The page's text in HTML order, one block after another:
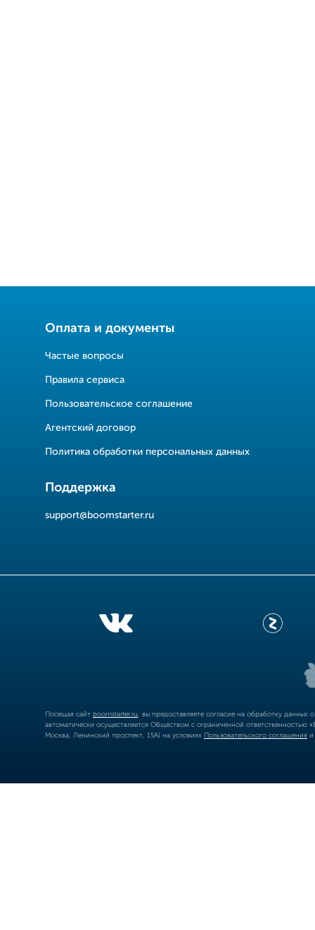
Оплата и документы
Частые вопросы
Правила сервиса
Пользовательское соглашение
Агентский договор
Политика обработки персональных данных
Поддержка
support@boomstarter.ru
Посещая сайт boomstarter.ru , вы предоставляете согласие на обработку
автоматически осуществляется Обществом с ограниченной
Москва, Ленинский проспект, 15А) на условиях Пользовательского соглашения и